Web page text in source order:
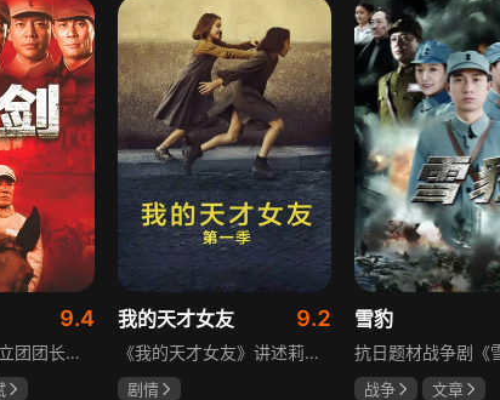
9.4
129师386旅独立团团长李云龙敢想敢干、不按规矩办事，脾气火爆性格直爽，带领独立团展现出敢于拼杀的劲头，接连击败坂田连队、山崎大队、山本部队，名声大噪却因屡次犯规遭贬斥。抗战时期他与国军358团团长楚云飞惺惺相惜，徐蚌会战中一较高下双双重伤，养病期间李云龙与护士田雨相恋，两人及亲人战友历经国家沧桑巨变。
我的天才女友 9.2
《我的天才女友》讲述莉拉和莱侬这对好朋友的童年与少年时代。故事从友情开始，描绘女性友情的微妙变化——她们相互支持、妒忌和猜疑，又不断向外拓展，在与外部世界的试探中为自己塑形。莉拉聪明漂亮，莱侬羡慕她的天赋与决断力，两人都视对方为隐秘镜子，暗暗角力，展现女性成长中的复杂关系与自我探寻。
剧情
雪豹
战争
文章